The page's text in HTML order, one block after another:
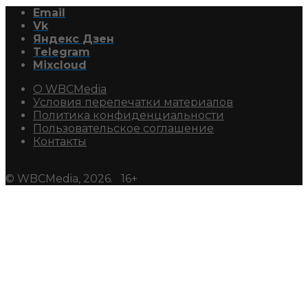
Email
Vk
Яндекс Дзен
Telegram
Mixcloud
О WBCMedia
Условия перепечатки материалов
Политика конфиденциальности
Пользовательское соглашение
Контакты
© WBCMedia, 2026. 16+